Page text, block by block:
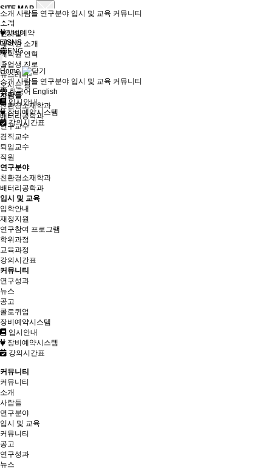
SITE MAP
소개
인사말
대학원 소개
대학원 연혁
졸업생 진로
뉴스레터
오시는 길
사람들
친환경소재학과
배터리공학과
연구교수
겸직교수
퇴임교수
직원
연구분야
친환경소재학과
배터리공학과
입시 및 교육
입학안내
재정지원
연구참여 프로그램
학위과정
교육과정
강의시간표
커뮤니티
연구성과
뉴스
공고
콜로퀴엄
장비예약시스템
입시안내
장비예약시스템
강의시간표
소개 사람들 연구분야 입시 및 교육 커뮤니티
장비예약
SNS
ENG
Home
소개 사람들 연구분야 입시 및 교육 커뮤니티
한국어 English
입시안내
장비예약시스템
강의시간표
커뮤니티
커뮤니티
소개
사람들
연구분야
입시 및 교육
커뮤니티
공고
연구성과
뉴스